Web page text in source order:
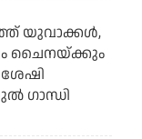
യുവാക്കള്‍,
ചൈനയ്ക്കും
ഗാന്ധി